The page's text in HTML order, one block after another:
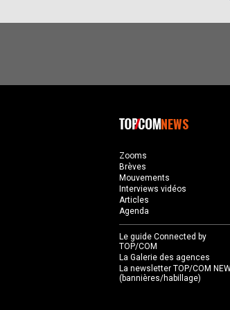
NEWS
Zooms
Brèves
Mouvements
Interviews vidéos
Articles
Agenda
Le guide Connected by
TOP/COM
La Galerie des agences
La newsletter TOP/COM
(bannières/habillage)